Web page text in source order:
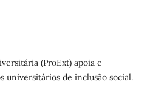
(ProExt) apoia e
universitários de inclusão social.